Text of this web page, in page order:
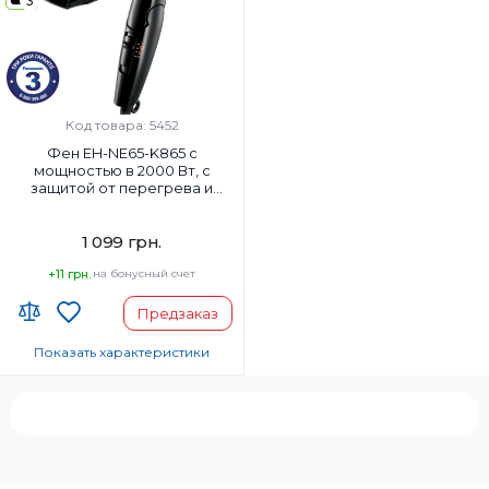
Комплектация:
Корпус фена, Насадка-
концентратор
Диффузор:Код товара: 5452
Фен EH-NE65-K865 c
мощностью в 2000 Вт, c
защитой от перегрева и
1 099 грн.
+11 грн. на бонусный счет
Предзаказ
Показать характеристики